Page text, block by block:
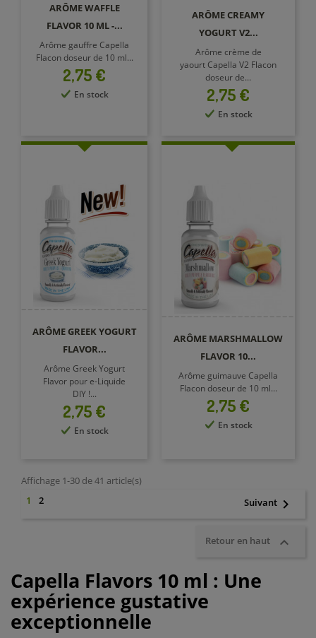
ARÔME WAFFLE
FLAVOR 10 ML -...
Arôme gauffre Capella
Flacon doseur de 10 ml...
Prix
2,75 €
En stock
ARÔME CREAMY
YOGURT V2...
Arôme crème de
yaourt Capella V2 Flacon
doseur de...
Prix
2,75 €
En stock
ARÔME GREEK YOGURT
FLAVOR...
Arôme Greek Yogurt
Flavor pour e-Liquide
DIY !...
Prix
2,75 €
En stock
ARÔME MARSHMALLOW
FLAVOR 10...
Arôme guimauve Capella
Flacon doseur de 10 ml...
Prix
2,75 €
En stock
Affichage 1-30 de 41 article(s)
1 2 Suivant
Retour en haut 
Capella Flavors 10 ml : Une
expérience gustative
exceptionnelle